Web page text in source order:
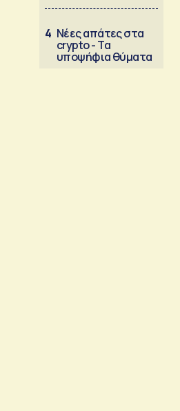
4 Νέες απάτες στα
crypto - Τα
υποψήφια θύματα